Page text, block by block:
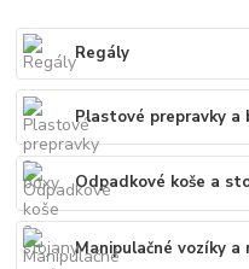
Regály
Plastové prepravky a
Odpadkové koše a
Manipulačné vozíky a